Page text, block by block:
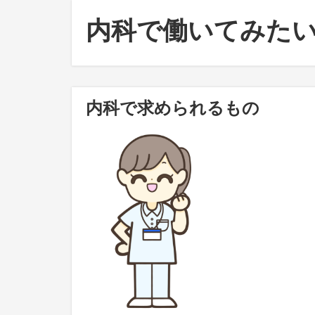
内科で働いてみた
内科で求められるもの